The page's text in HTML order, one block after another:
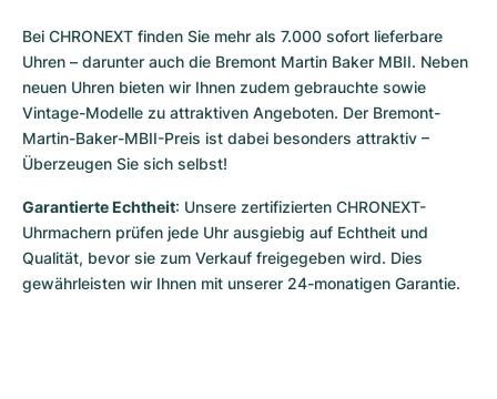
Bei CHRONEXT finden Sie mehr als 7.000 sofort lieferbare
Uhren – darunter auch die Bremont Martin Baker MBII. Neben
neuen Uhren bieten wir Ihnen zudem gebrauchte sowie
Vintage-Modelle zu attraktiven Angeboten. Der Bremont-
Martin-Baker-MBII-Preis ist dabei besonders attraktiv –
Überzeugen Sie sich selbst!
Garantierte Echtheit: Unsere zertifizierten CHRONEXT-
Uhrmachern prüfen jede Uhr ausgiebig auf Echtheit und
Qualität, bevor sie zum Verkauf freigegeben wird. Dies
gewährleisten wir Ihnen mit unserer 24-monatigen Garantie.